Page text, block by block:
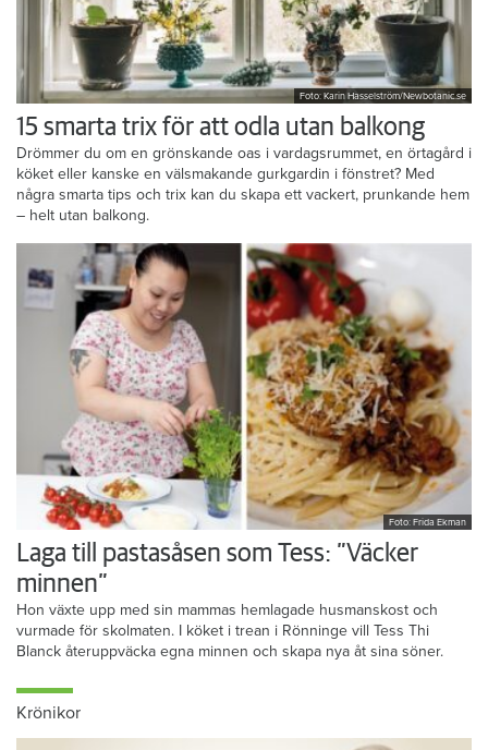
Foto: Karin Hasselström/Newbotanic.se
15 smarta trix för att odla utan balkong
Drömmer du om en grönskande oas i vardagsrummet, en örtagård i
köket eller kanske en välsmakande gurkgardin i fönstret? Med
några smarta tips och trix kan du skapa ett vackert, prunkande hem
– helt utan balkong.
Foto: Frida Ekman
Laga till pastasåsen som Tess: ”Väcker
minnen”
Hon växte upp med sin mammas hemlagade husmanskost och
vurmade för skolmaten. I köket i trean i Rönninge vill Tess Thi
Blanck återuppväcka egna minnen och skapa nya åt sina söner.
Krönikor